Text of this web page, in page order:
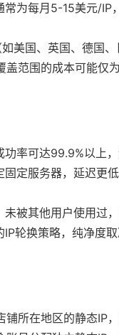
常为每月5-15美元/IP
美国、英国、德国
范围的成本可能仅
率可达99.9%以上
固定服务器，延迟更低
被其他用户使用过，
轮换策略，纯净度取
铺所在地区的静态IP